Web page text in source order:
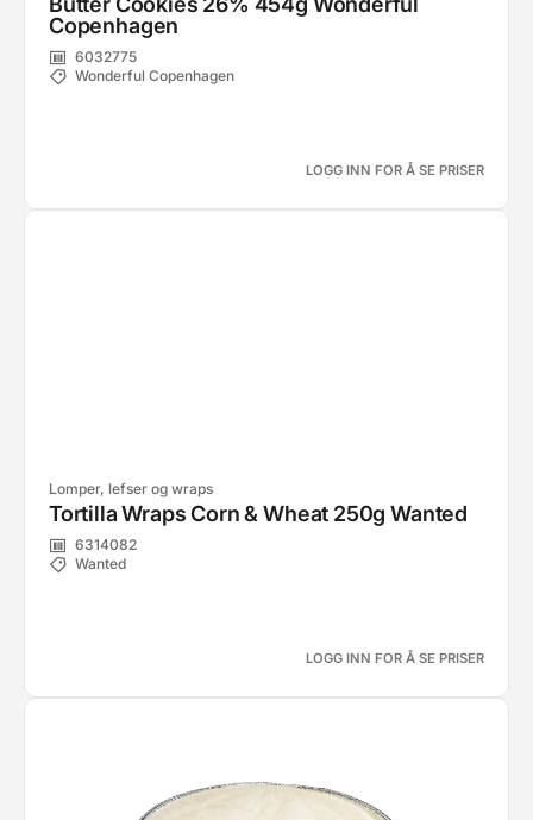
Copenhagen
6032775
Wonderful Copenhagen
LOGG INN FOR Å SE PRISER
Lomper, lefser og wraps
Tortilla Wraps Corn & Wheat 250g Wanted
6314082
Wanted
LOGG INN FOR Å SE PRISER